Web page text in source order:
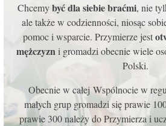
Chcemybyć dla siebie braćmi, nie
ale także w codzienności, niosąc
pomoc i wsparcie. Przymierze jest
mężczyzni gromadzi obecnie wiele
Polski.
Obecnie w całej Wspólnocie w
małych grup gromadzi się prawie
prawie 300 należy do Przymierza i